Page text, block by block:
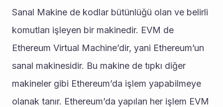
Sanal Makine de kodlar bütünlüğü olan ve belirli
komutları işleyen bir makinedir. EVM de
Ethereum Virtual Machine’dir, yani Ethereum’un
sanal makinesidir. Bu makine de tıpkı diğer
makineler gibi Ethereum’da işlem yapabilmeye
olanak tanır. Ethereum’da yapılan her işlem EVM